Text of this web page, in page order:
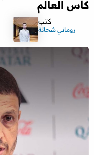
كأس العالم
كتب
روماني شحاتة